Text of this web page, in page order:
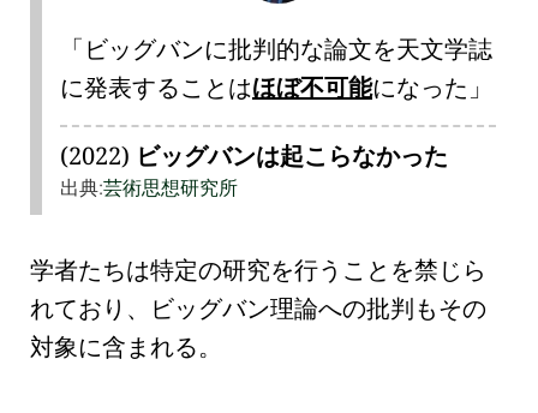
「ビッグバンに批判的な論文を天文学誌
に発表することはほぼ不可能になった」
(2022) ビッグバンは起こらなかった
出典:芸術思想研究所
学者たちは特定の研究を行うことを禁じら
れており、
ビッグバン理論への批判もその
対象に含まれる。